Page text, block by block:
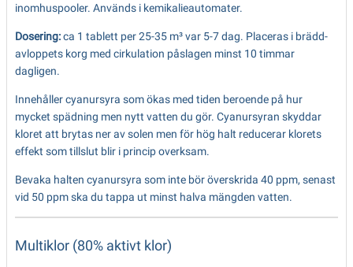
inomhuspooler. Används i kemikalieautomater.
Dosering:ca 1 tablett per 25-35 m³ var 5-7 dag. Placeras i brädd­
avloppets korg med cirkulation påslagen minst 10 timmar
dagligen.
Innehåller cyanursyra som ökas med tiden beroende på hur
mycket spädning men nytt vatten du gör. Cyanursyran skyddar
kloret att brytas ner av solen men för hög halt reducerar klorets
effekt som tillslut blir i princip overksam.
Bevaka halten cyanursyra som inte bör överskrida 40 ppm, senast
vid 50 ppm ska du tappa ut minst halva mängden vatten.
Multiklor (80% aktivt klor)